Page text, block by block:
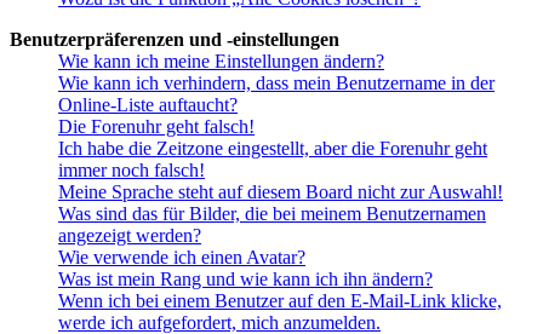
Benutzerpräferenzen und -einstellungen
Wie kann ich meine Einstellungen ändern?
Wie kann ich verhindern, dass mein Benutzername in der
Online-Liste auftaucht?
Die Forenuhr geht falsch!
Ich habe die Zeitzone eingestellt, aber die Forenuhr geht
immer noch falsch!
Meine Sprache steht auf diesem Board nicht zur Auswahl!
Was sind das für Bilder, die bei meinem Benutzernamen
angezeigt werden?
Wie verwende ich einen Avatar?
Was ist mein Rang und wie kann ich ihn ändern?
Wenn ich bei einem Benutzer auf den E-Mail-Link klicke,
werde ich aufgefordert, mich anzumelden.